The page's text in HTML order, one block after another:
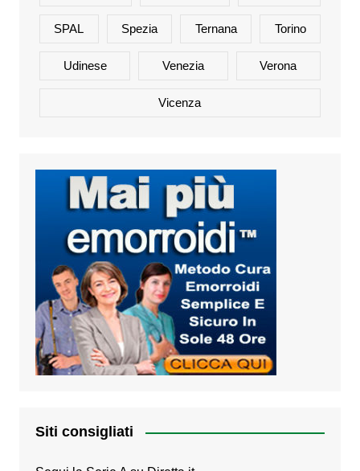
SPAL Spezia Ternana Torino
Udinese Venezia Verona
Vicenza
Siti consigliati